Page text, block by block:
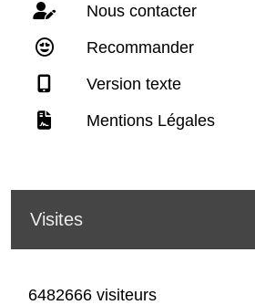
Nous contacter
Recommander
Version texte
Mentions Légales
Visites
6482666 visiteurs